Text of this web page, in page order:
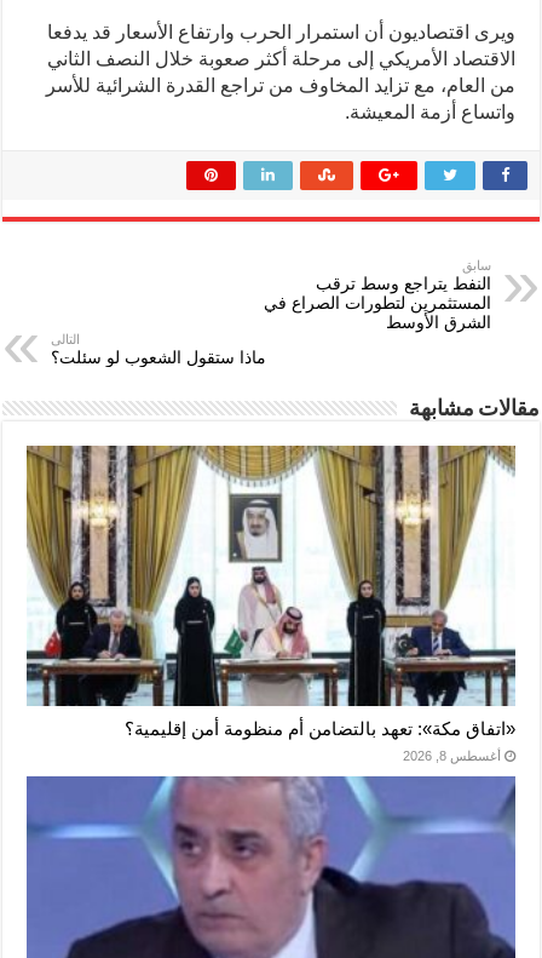
ويرى اقتصاديون أن استمرار الحرب وارتفاع الأسعار قد يدفعا
الاقتصاد الأمريكي إلى مرحلة أكثر صعوبة خلال النصف الثاني
من العام، مع تزايد المخاوف من تراجع القدرة الشرائية للأسر
واتساع أزمة المعيشة.
سابق
النفط يتراجع وسط ترقب
المستثمرين لتطورات الصراع في
الشرق الأوسط
التالى
ماذا ستقول الشعوب لو سئلت؟
مقالات مشابهة
«اتفاق مكة»: تعهد بالتضامن أم منظومة أمن إقليمية؟
أغسطس 8, 2026